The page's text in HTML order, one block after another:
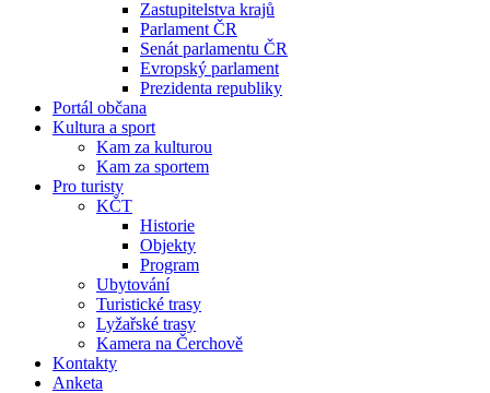
Zastupitelstva krajů
Parlament ČR
Senát parlamentu ČR
Evropský parlament
Prezidenta republiky
Portál občana
Kultura a sport
Kam za kulturou
Kam za sportem
Pro turisty
KČT
Historie
Objekty
Program
Ubytování
Turistické trasy
Lyžařské trasy
Kamera na Čerchově
Kontakty
Anketa